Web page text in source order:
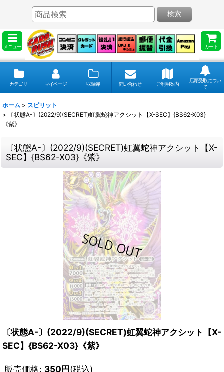
メニュー カート
検索
カテゴリ マイページ 収録弾 問い合わせ ご利用案内
店頭受取につい
て
ホーム > スピリット
>
〔状態A-〕(2022/9)(SECRET)虹翼蛇神アクシット【X-SEC】{BS62-X03}
《紫》
〔状態A-〕(2022/9)(SECRET)虹翼蛇神アクシット【X-
SEC】{BS62-X03}《紫》
〔状態A-〕(2022/9)(SECRET)虹翼蛇神アクシット【X-
SEC】{BS62-X03}《紫》
販売価格: 350円(税込)